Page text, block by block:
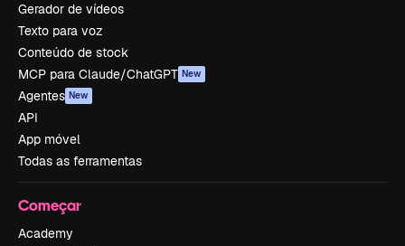
Gerador de vídeos
Texto para voz
Conteúdo de stock
MCP para Claude/ChatGPT New
Agentes New
API
App móvel
Todas as ferramentas
Começar
Academy